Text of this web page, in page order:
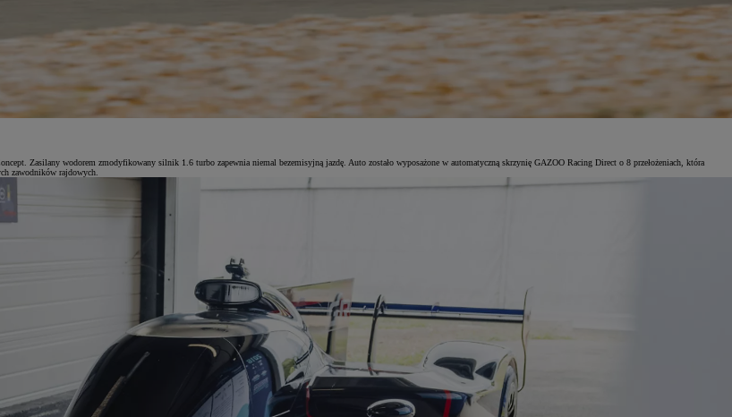
Zasilany wodorem zmodyfikowany silnik 1.6 turbo zapewnia niemal bezemisyjną jazdę. Auto zostało wyposażone w automatyczną skrzynię GAZOO Racing Direct o 8 przełożeniach, która
zawodników rajdowych.